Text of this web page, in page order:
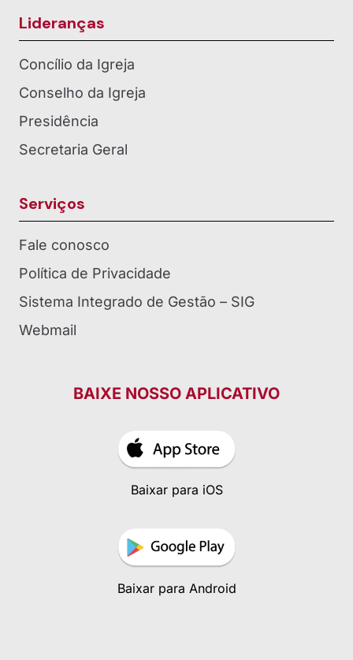
Lideranças
Concílio da Igreja
Conselho da Igreja
Presidência
Secretaria Geral
Serviços
Fale conosco
Política de Privacidade
Sistema Integrado de Gestão – SIG
Webmail
BAIXE NOSSO APLICATIVO
Baixar para iOS
Baixar para Android